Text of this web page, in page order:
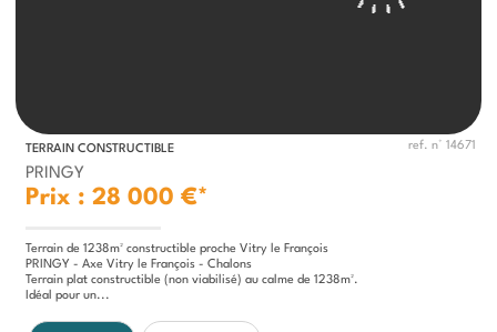
TERRAIN CONSTRUCTIBLE ref. n° 14671
PRINGY
Prix : 28 000 €*
Terrain de 1238m² constructible proche Vitry le François
PRINGY - Axe Vitry le François - Chalons
Terrain plat constructible (non viabilisé) au calme de 1238m².
Idéal pour un...